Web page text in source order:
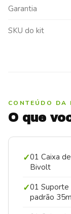
Garantia
SKU do kit
CONTEÚDO DA
O que
✓01 Caixa
Bivolt
✓01 Suporte
padrão